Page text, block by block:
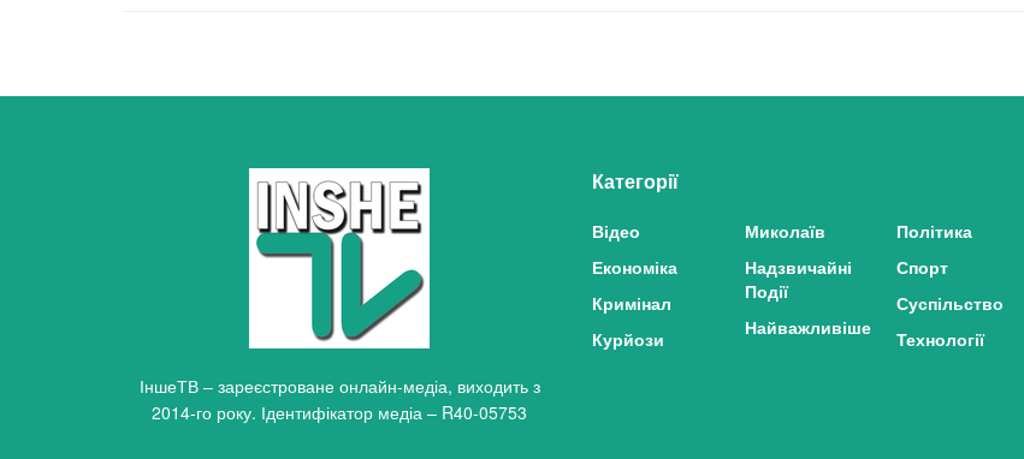
ІншеТВ – зареєстроване онлайн-медіа, виходить з
2014-го року. Ідентифікатор медіа – R40-05753
Категорії
Відео
Економіка
Кримінал
Курйози
Миколаїв
Надзвичайні
Події
Найважливіше
Політика
Спорт
Суспільство
Технології